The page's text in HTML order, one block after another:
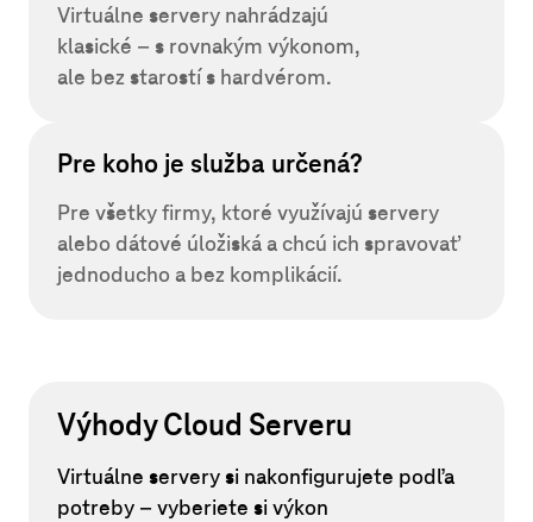
Virtuálne servery nahrádzajú
klasické – s rovnakým výkonom,
ale bez starostí s hardvérom.
Pre koho je služba určená?
Pre všetky firmy, ktoré využívajú servery
alebo dátové úložiská a chcú ich spravovať
jednoducho a bez komplikácií.
Výhody Cloud Serveru
Virtuálne servery si nakonfigurujete podľa
potreby – vyberiete si výkon